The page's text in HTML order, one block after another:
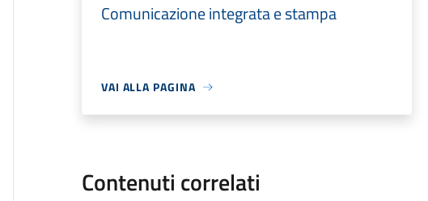
Comunicazione integrata e stampa
VAI ALLA PAGINA
Contenuti correlati